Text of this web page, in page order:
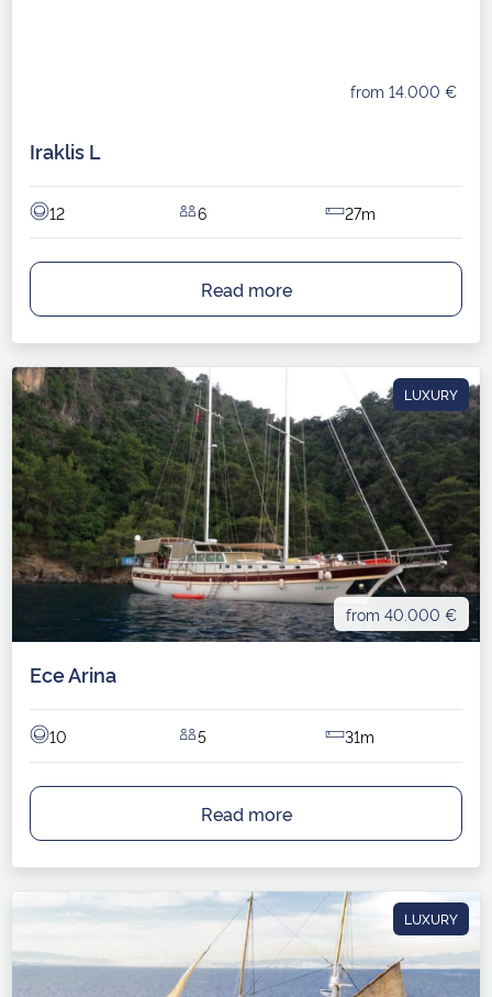
from 14.000 €
Iraklis L
12 6 27m
Read more
LUXURY
from 40.000 €
Ece Arina
10 5 31m
Read more
LUXURY